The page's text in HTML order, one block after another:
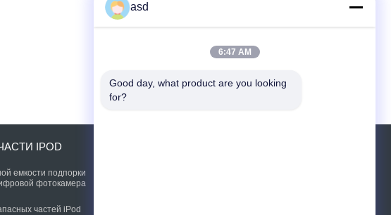
IPOD
емкости подпорки
фотокамера
частей iPod
asd
6:47 AM
Good day, what product are you looking
for?